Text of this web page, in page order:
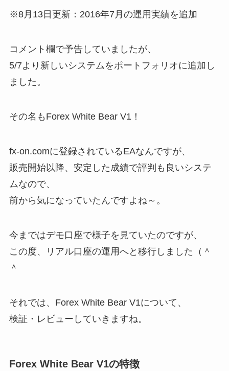
※8月13日更新：2016年7月の運用実績を追加
コメント欄で予告していましたが、
5/7より新しいシステムをポートフォリオに追加し
ました。
その名もForex White Bear V1！
fx-on.comに登録されているEAなんですが、
販売開始以降、安定した成績で評判も良いシステ
ムなので、
前から気になっていたんですよね～。
今まではデモ口座で様子を見ていたのですが、
この度、リアル口座の運用へと移行しました（＾
＾
それでは、Forex White Bear V1について、
検証・レビューしていきますね。
Forex White Bear V1の特徴